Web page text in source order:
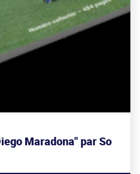
Maradona" par So